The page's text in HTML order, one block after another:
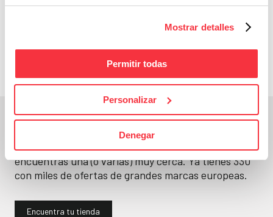
Mostrar detalles
Permitir todas
Personalizar
Denegar
Adelántate a todos y
En un segundo, la encuentras.
No paramos de abrirtiendas. Seguro que
encuentras una (o varias) muy cerca. Ya tienes330
con miles de ofertas de grandes marcas europeas.
Encuentra tu tienda